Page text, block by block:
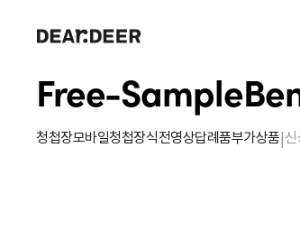
Free-Sample
청첩장모바일청첩장식전영상답례품부가상품|